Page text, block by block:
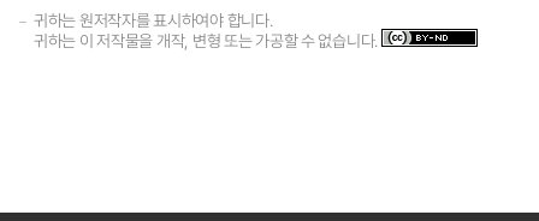
귀하는 원저작자를 표시하여야 합니다.
귀하는 이 저작물을 개작, 변형 또는 가공할 수 없습니다.